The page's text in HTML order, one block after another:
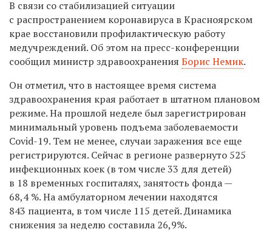
В связи со стабилизацией ситуации
с распространением коронавируса в Красноярском
крае восстановили профилактическую работу
медучреждений. Об этом на пресс-конференции
сообщил министр здравоохранения Борис Немик.
Он отметил, что в настоящее время система
здравоохранения края работает в штатном плановом
режиме. На прошлой неделе был зарегистрирован
минимальный уровень подъема заболеваемости
Covid-19. Тем не менее, случаи заражения все еще
регистрируются. Сейчас в регионе развернуто 525
инфекционных коек (в том числе 33 для детей)
в 18 временных госпиталях, занятость фонда —
68,4 %. На амбулаторном лечении находятся
843 пациента, в том числе 115 детей. Динамика
снижения за неделю составила 26,9%.